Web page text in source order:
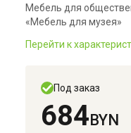
Мебель для
«Мебель для музея»
Перейти к
Под заказ
684BYN